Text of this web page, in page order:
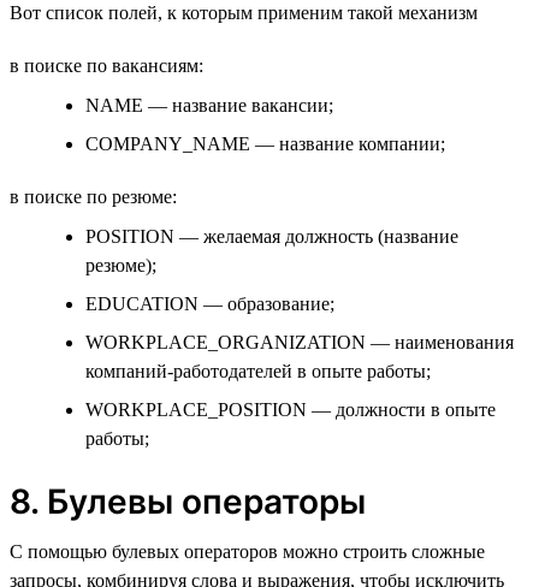
Вот список полей, к которым применим такой механизм
в поиске по вакансиям:
NAME — название вакансии;
COMPANY_NAME — название компании;
в поиске по резюме:
POSITION — желаемая должность (название
резюме);
EDUCATION — образование;
WORKPLACE_ORGANIZATION — наименования
компаний-работодателей в опыте работы;
WORKPLACE_POSITION — должности в опыте
работы;
8. Булевы операторы
С помощью булевых операторов можно строить сложные
запросы, комбинируя слова и выражения, чтобы исключить